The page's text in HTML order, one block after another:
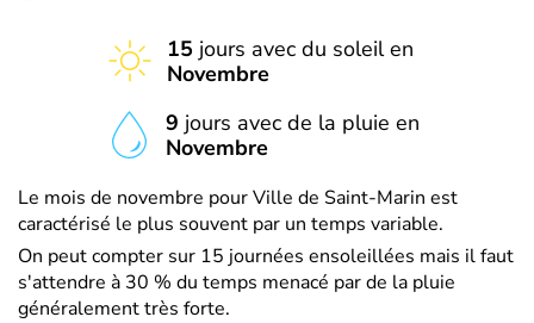
15 jours avec du soleil en
Novembre
9 jours avec de la pluie en
Novembre
Le mois de novembre pour Ville de Saint-Marin est
caractérisé le plus souvent par un temps variable.
On peut compter sur 15 journées ensoleillées mais il faut
s'attendre à 30 % du temps menacé par de la pluie
généralement très forte.